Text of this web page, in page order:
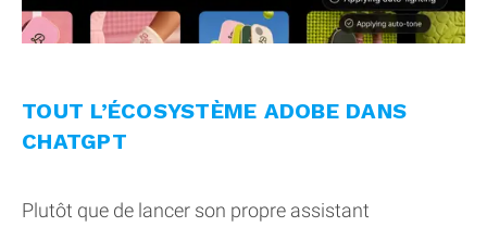
TOUT L’ÉCOSYSTÈME ADOBE DANS
CHATGPT
Plutôt que de lancer son propre assistant